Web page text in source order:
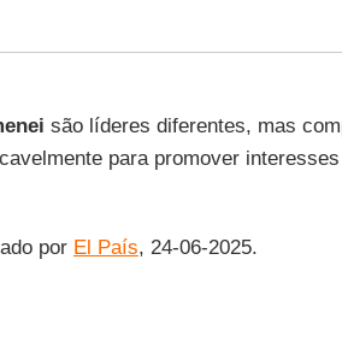
são líderes diferentes, mas
para promover
por El País, 24-06-2025.